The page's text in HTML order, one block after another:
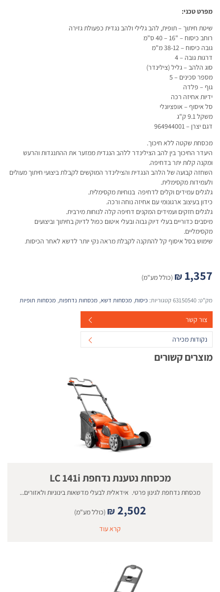
מפרט טכני:
שיטת חיתוך – תופית, להב גלילי ולהב נגדית כפעולת גזירה
רוחב כיסוח – "16 – 40 ס"מ
גובה כיסוח – 38-12 מ"מ
דרגות גובה – 4
סוג הלהב – גליל (צילינדר)
מספר סכינים – 5
גוף – פלדה
ידיות אחיזה רכה
סל איסוף – אופציונלי
משקל 9.1 ק"ג
דגם יצרן – 964944001
מכסחת שקטה ללא חיכוך.
היעדר החיכוך בין להב הצילינדר ללהב הנגדית ממזער את ההתנגדות והרעש
ומקנה קלות יתר בדחיפה.
השחזה קבועה של הלהב הנגדית והצילינדר המוקשים לקבלת ביצועי חיתוך מעולים
ולעמידות מקסימלית.
גלגלים עמידים וקלים לדחיפה בנוחיות מקסימלית.
כידון בעיצוב ארגונומי עם אחיזה נוחה ורכה.
גלגלים חזקים ועמידים המקנים דחיפה קלה לנוחות מירבית.
מיסבים כדוריים בעלי דיוק גבוה ובעלי איטום כפול לדיוק בחיתוך וביצועים
מקסימליים.
שימוש בסל איסוף קל להתקנה לקבלת מראה נקי יותר לדשא לאחר הכיסוח.
₪ 1,357 (כולל מע"מ)
מק"ט: 63150540קטגוריות: כיסוח, מכסחות דשא, מכסחות נדחפות, מכסחות תופיות
צור קשר
נקודות מכירה
מוצרים קשורים
מכסחת נטענת נדחפת LC 141i
מכסחת נדחפת לגינון פרטי. אידאלית לבעלי מדשאות בינוניות ולאזורים...
₪ 2,502
(כולל מע"מ)
קרא עוד